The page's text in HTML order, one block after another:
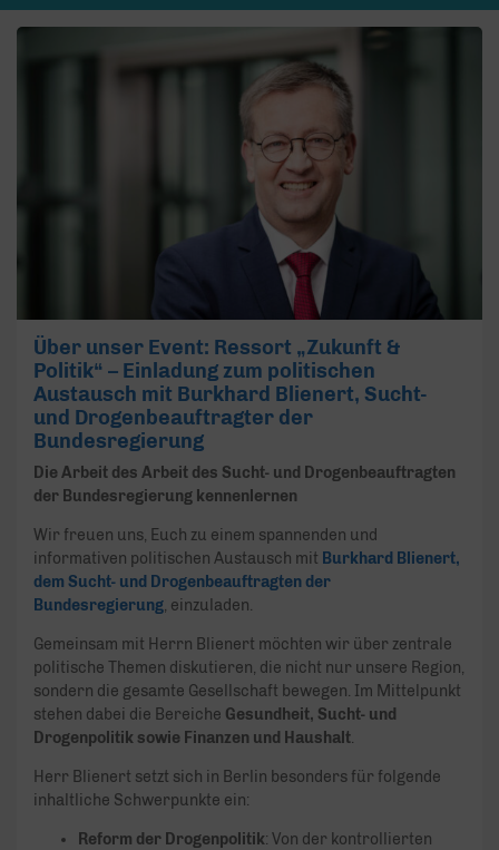
Über unser Event: Ressort „Zukunft &
Politik“ – Einladung zum politischen
Austausch mit Burkhard Blienert, Sucht-
und Drogenbeauftragter der
Bundesregierung
Die Arbeit des Arbeit des Sucht- und Drogenbeauftragten
der Bundesregierung kennenlernen
Wir freuen uns, Euch zu einem spannenden und
informativen politischen Austausch mit Burkhard Blienert,
dem Sucht- und Drogenbeauftragten der
Bundesregierung, einzuladen.
Gemeinsam mit Herrn Blienert möchten wir über zentrale
politische Themen diskutieren, die nicht nur unsere Region,
sondern die gesamte Gesellschaft bewegen. Im Mittelpunkt
stehen dabei die Bereiche Gesundheit, Sucht- und
Drogenpolitik sowie Finanzen und Haushalt.
Herr Blienert setzt sich in Berlin besonders für folgende
inhaltliche Schwerpunkte ein:
Reform der Drogenpolitik: Von der kontrollierten